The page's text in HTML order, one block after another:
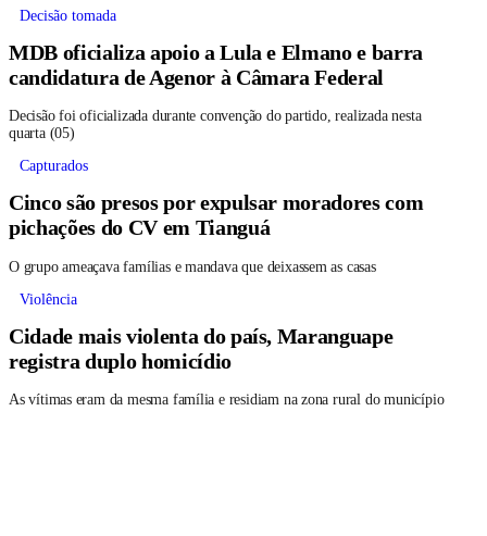
Decisão tomada
MDB oficializa apoio a Lula e Elmano e barra
candidatura de Agenor à Câmara Federal
Decisão foi oficializada durante convenção do partido, realizada nesta
quarta (05)
Capturados
Cinco são presos por expulsar moradores com
pichações do CV em Tianguá
O grupo ameaçava famílias e mandava que deixassem as casas
Violência
Cidade mais violenta do país, Maranguape
registra duplo homicídio
As vítimas eram da mesma família e residiam na zona rural do município